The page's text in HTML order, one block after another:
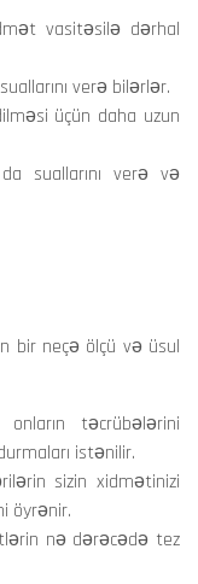
vasitəsilə dərhal
verə bilərlər.
üçün daha uzun
suallarını verə və
bir neçə ölçü və üsul
təcrübələrini
istənilir.
sizin xidmətinizi
öyrənir.
nə dərəcədə tez